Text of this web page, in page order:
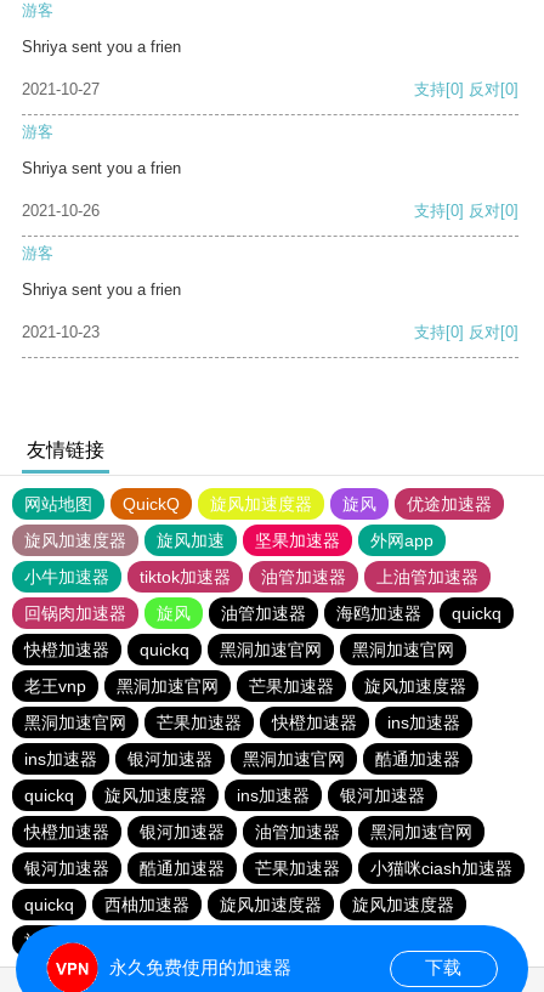
游客
Shriya sent you a frien
2021-10-27 支持[0] 反对[0]
游客
Shriya sent you a frien
2021-10-26 支持[0] 反对[0]
游客
Shriya sent you a frien
2021-10-23 支持[0] 反对[0]
友情链接
网站地图 QuickQ 旋风加速度器 旋风
优途加速器
旋风加速度器
旋风加速 坚果加速器
外网app
小牛加速器
tiktok加速器 油管加速器
上油管加速器
回锅肉加速器
旋风 油管加速器 海鸥加速器
quickq
快橙加速器
quickq 黑洞加速官网
黑洞加速官网
老王vnp
黑洞加速官网 芒果加速器
旋风加速度器
黑洞加速官网
芒果加速器 快橙加速器
ins加速器
ins加速器
银河加速器 黑洞加速官网
酷通加速器
quickq
旋风加速度器 ins加速器
银河加速器
快橙加速器
银河加速器 油管加速器
黑洞加速官网
银河加速器
酷通加速器 芒果加速器
小猫咪ciash加速器
quickq
西柚加速器 旋风加速度器
旋风加速度器
旋风加速度器
永久免费使用的加速器 下载